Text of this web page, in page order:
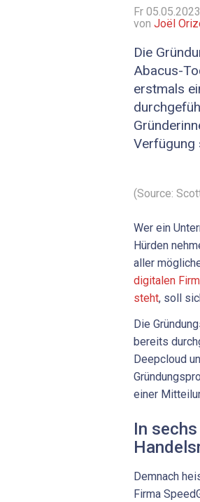
Fr
von Joël
Die
Abacus-
erstmals
Verfügung
(Source:
Wer ein
Hürden
aller
digitalen
steht, soll
Die
bereits
Deepcloud
einer
In
Demnach
Firma